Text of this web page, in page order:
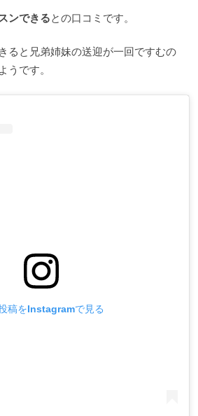
ンできるとの口コミです。
ると兄弟姉妹の送迎が一回ですむの
うです。
稿をInstagramで見る